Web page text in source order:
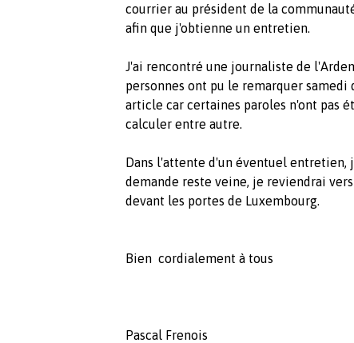
courrier au président de la
afin que j'obtienne un entretien.
J'ai rencontré une journaliste de
personnes ont pu le remarquer samedi
article car certaines paroles n'ont pas
calculer entre autre.
Dans l'attente d'un éventuel entretien,
demande reste veine, je reviendrai
devant les portes de Luxembourg.
Bien cordialement à tous
Pascal Frenois